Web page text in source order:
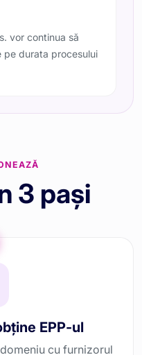
vor continua să
durata procesului
3 pași
EPP-ul
cu furnizorul